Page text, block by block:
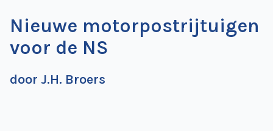
Ons
aanbod
Over
de
Nieuwe motorpostrijtuigen
voor de NS
door J.H. Broers